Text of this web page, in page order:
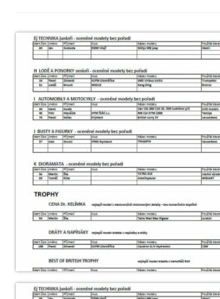
Pravidla bodovacích soutěží
Bodovací pravidla – zkrácená
Pravidla porovnávacích soutěží
Reportáže
O nás
Jak se stát členem IPMS CZE
Ke stažení
Zahraniční kluby